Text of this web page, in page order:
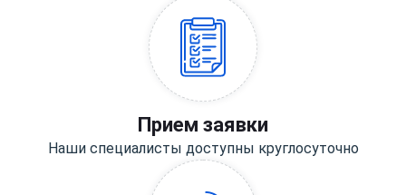
Прием заявки
Наши специалисты доступны круглосуточно